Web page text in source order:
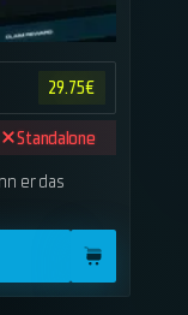
29.75€
Standalone
er das